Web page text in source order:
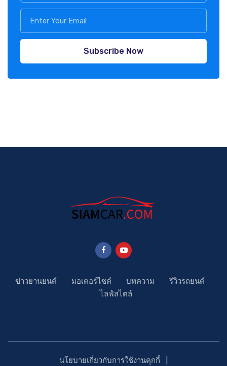
Subscribe Now
ข่าวยานยนต์ มอเตอร์ไซค์ บทความ
รีวิวรถยนต์
ไลฟ์สไตล์
นโยบายเกี่ยวกับการใช้งานคุกกี้